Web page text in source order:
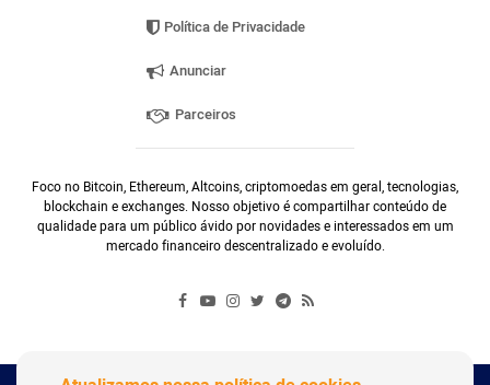
Política de Privacidade
Anunciar
Parceiros
Foco no Bitcoin, Ethereum, Altcoins, criptomoedas em geral, tecnologias,
blockchain e exchanges. Nosso objetivo é compartilhar conteúdo de
qualidade para um público ávido por novidades e interessados em um
mercado financeiro descentralizado e evoluído.